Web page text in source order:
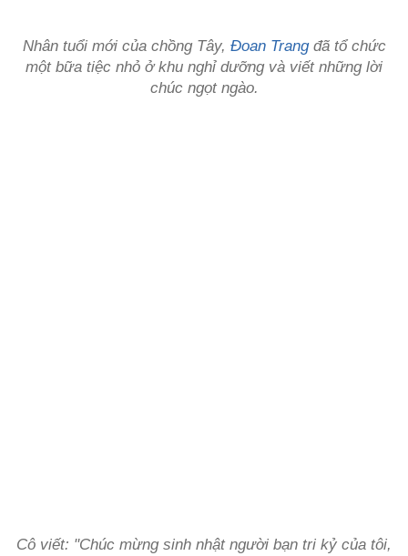
Nhân tuổi mới của chồng Tây, Đoan Trangđã tổ chức
một bữa tiệc nhỏ ở khu nghỉ dưỡng và viết những lời
chúc ngọt ngào.
Cô viết: "Chúc mừng sinh nhật người bạn tri kỷ của tôi,